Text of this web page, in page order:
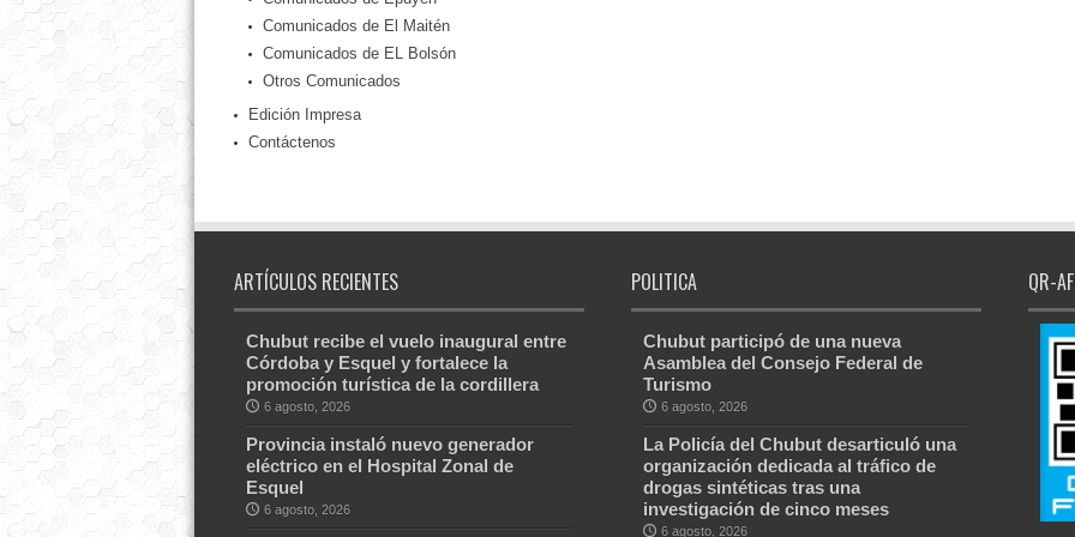
Comunicados de El Maitén
Comunicados de EL Bolsón
Otros Comunicados
Edición Impresa
Contáctenos
ARTÍCULOS RECIENTES
Chubut recibe el vuelo inaugural entre
Córdoba y Esquel y fortalece la
promoción turística de la cordillera
6 agosto, 2026
Provincia instaló nuevo generador
eléctrico en el Hospital Zonal de
Esquel
6 agosto, 2026
POLITICA
Chubut participó de una nueva
Asamblea del Consejo Federal de
Turismo
6 agosto, 2026
La Policía del Chubut desarticuló una
organización dedicada al tráfico de
drogas sintéticas tras una
investigación de cinco meses
6 agosto, 2026
QR-